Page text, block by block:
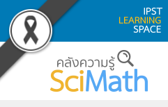
Skip to main content